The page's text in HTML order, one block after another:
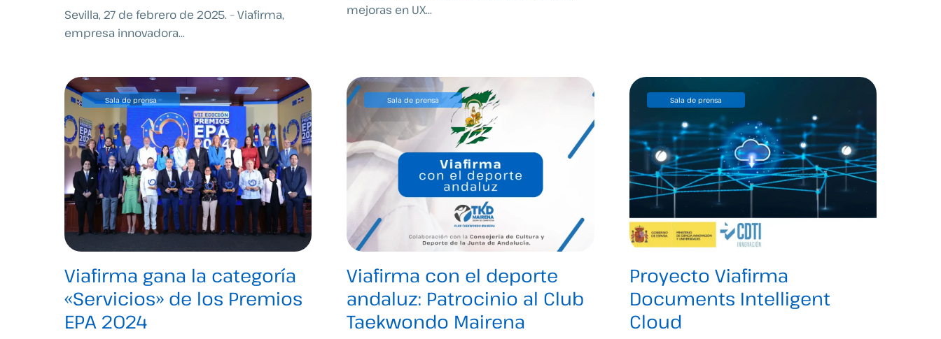
Sevilla, 27 de febrero de 2025. – Viafirma,
empresa innovadora...
mejoras en UX...
Viafirma gana la categoría
«Servicios» de los Premios
EPA 2024
Sala de prensa
Viafirma con el deporte
andaluz: Patrocinio al Club
Taekwondo Mairena
Sala de prensa
Proyecto Viafirma
Documents Intelligent
Cloud
Sala de prensa